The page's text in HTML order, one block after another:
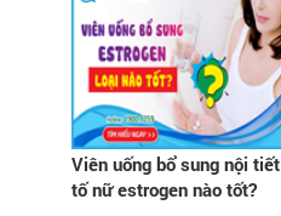
Viên uống bổ sung nội tiết
tố nữ estrogen nào tốt?